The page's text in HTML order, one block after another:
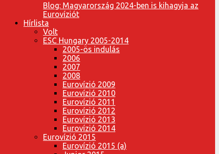
Blog: Magyarország 2024-ben is kihagyja az
Eurovíziót
Hírlista
Volt
ESC Hungary 2005-2014
2005-ös indulás
2006
2007
2008
Eurovízió 2009
Eurovízió 2010
Eurovízió 2011
Eurovízió 2012
Eurovízió 2013
Eurovízió 2014
Eurovízió 2015
Eurovízió 2015 (a)